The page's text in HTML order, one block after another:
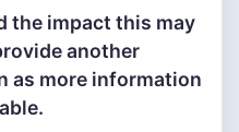
the impact this may
another
as more information